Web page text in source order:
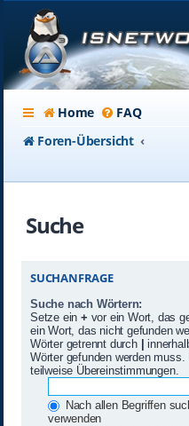
Home FAQ
Foren-Übersicht
Suche
SUCHANFRAGE
Suche nach Wörtern:
Setze ein + vor ein Wort, das
ein Wort, das nicht gefunden
Wörter getrennt durch |
Wörter gefunden werden
teilweise Übereinstimmungen.
Nach allen Begriffen
verwenden